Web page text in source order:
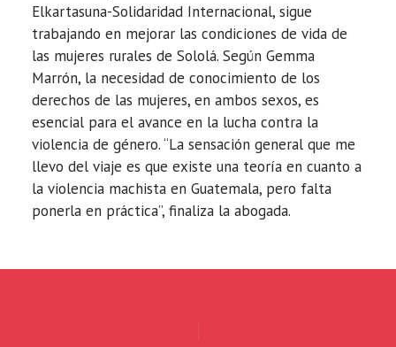
Elkartasuna-Solidaridad Internacional, sigue
trabajando en mejorar las condiciones de vida de
las mujeres rurales de Sololá. Según Gemma
Marrón, la necesidad de conocimiento de los
derechos de las mujeres, en ambos sexos, es
esencial para el avance en la lucha contra la
violencia de género. “La sensación general que me
llevo del viaje es que existe una teoría en cuanto a
la violencia machista en Guatemala, pero falta
ponerla en práctica”, finaliza la abogada.